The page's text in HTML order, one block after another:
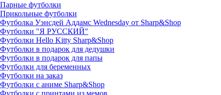
Парные футболки
Прикольные футболки
Футболка Уэнсдей Аддамс Wednesday от Sharp&Shop
Футболки "Я РУССКИЙ"
Футболки Hello Kitty Sharp&Shop
Футболки в подарок для дедушки
Футболки в подарок для папы
Футболки для беременных
Футболки на заказ
Футболки с аниме Sharp&Shop
Футболки с принтами из мемов